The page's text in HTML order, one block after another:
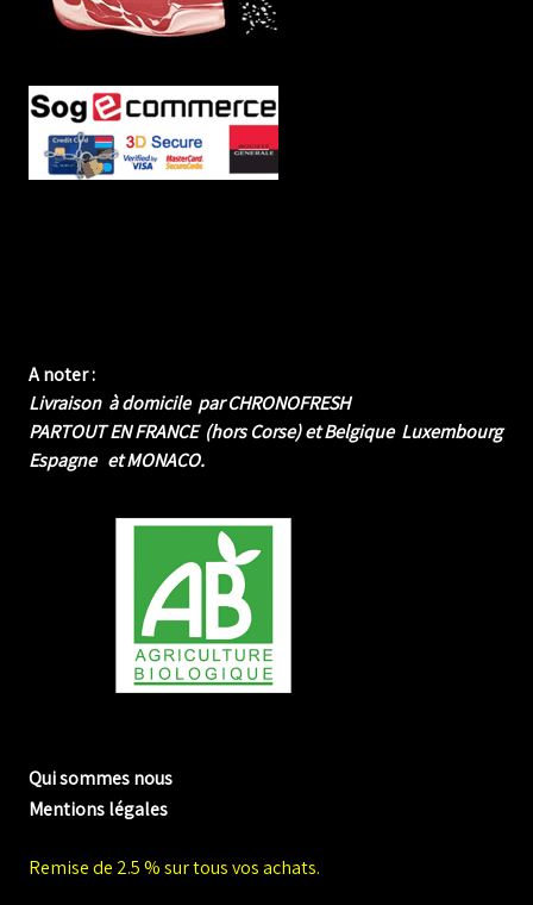
A noter :
Livraison à domicile par CHRONOFRESH
PARTOUT EN FRANCE (hors Corse) et Belgique Luxembourg
Espagne et MONACO.
Qui sommes nous
Mentions légales
Remise de 2.5 % sur tous vos achats.